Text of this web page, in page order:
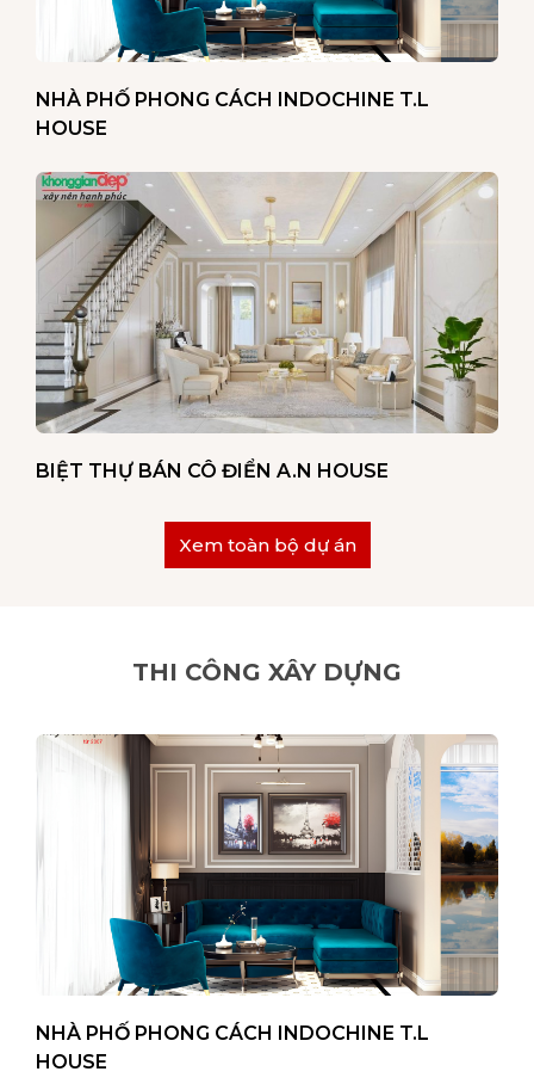
NHÀ PHỐ PHONG CÁCH INDOCHINE T.L
HOUSE
BIỆT THỰ BÁN CÔ ĐIỂN A.N HOUSE
Xem toàn bộ dự án
THI CÔNG XÂY DỰNG
NHÀ PHỐ PHONG CÁCH INDOCHINE T.L
HOUSE